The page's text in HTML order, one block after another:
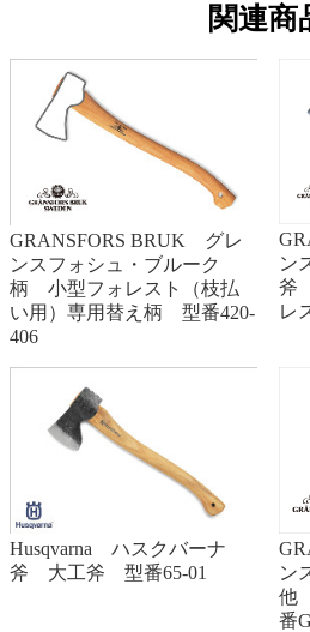
関連商
GRANSFORS BRUK グレ
ンスフォシュ・ブルーク
柄 小型フォレスト（枝払
い用）専用替え柄 型番420-
406
ン
斧
レ
Husqvarna ハスクバーナ
斧 大工斧 型番65-01
ン
他
番